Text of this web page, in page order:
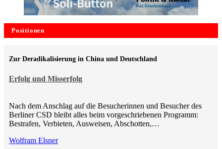
Positionen
Erfolg und Misserfolg
Zur Deradikalisierung in China und Deutschland
Nach dem Anschlag auf die Besucherinnen und Besucher des
Berliner CSD bleibt alles beim vorgeschriebenen Programm:
Bestrafen, Verbieten, Ausweisen, Abschotten,…
Wolfram Elsner